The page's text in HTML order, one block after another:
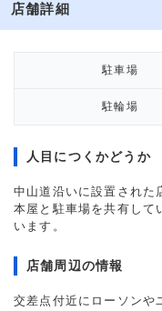
店舗詳細
駐車場
駐輪場
人目につくかどうか
中山道沿いに設置された
本屋と駐車場を共有して
います。
店舗周辺の情報
交差点付近にローソンや